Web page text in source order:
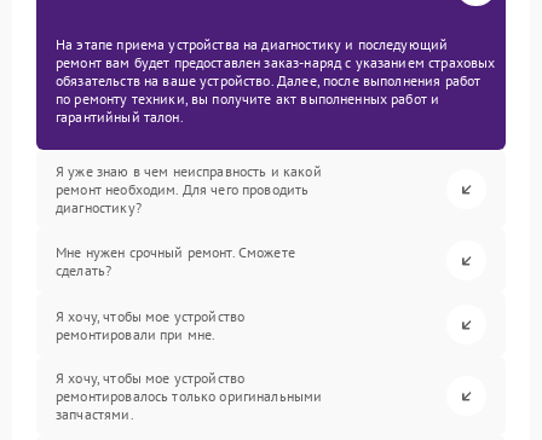
На этапе приема устройства на диагностику и последующий
ремонт вам будет предоставлен заказ-наряд с указанием страховых
обязательств на ваше устройство. Далее, после выполнения работ
по ремонту техники, вы получите акт выполненных работ и
гарантийный талон.
Я уже знаю в чем неисправность и какой
ремонт необходим. Для чего проводить
диагностику?
Мне нужен срочный ремонт. Сможете
сделать?
Я хочу, чтобы мое устройство
ремонтировали при мне.
Я хочу, чтобы мое устройство
ремонтировалось только оригинальными
запчастями.